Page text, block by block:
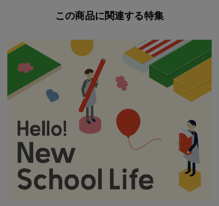
た際や、お子様の服や荷物をまとめるのにお使いいただけ
肩から掛けられるサイズですので、体操服やお道具箱など
荷物の多い通学時にも便利です。
容量：約１５Ｌ
対荷重：５ｋｇ
収納時：約６０ｘ６０ｘ８０ｍｍ
※2025年5月以降、パッケージをバイリンガル表記に変更
いたします。
製品ごとに順次切り替えを進めますので、ご注文のタイミ
ングにより、画像のパッケージとお届けするパッケージの
デザインが異なることがございますが、ご了承くださいま
せ。
この商品に関連する特集